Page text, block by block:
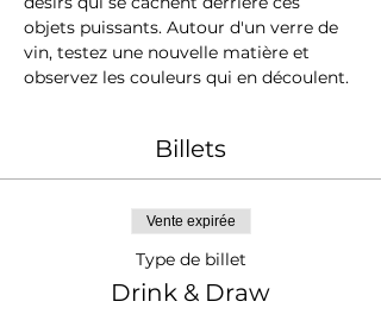
objets puissants. Autour d'un verre de
vin, testez une nouvelle matière et
observez les couleurs qui en découlent.
Billets
Vente expirée
Type de billet
Drink & Draw